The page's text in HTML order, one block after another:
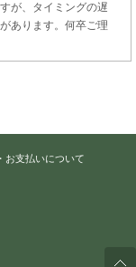
が、タイミングの遅
あります。何卒ご理
お支払いについて